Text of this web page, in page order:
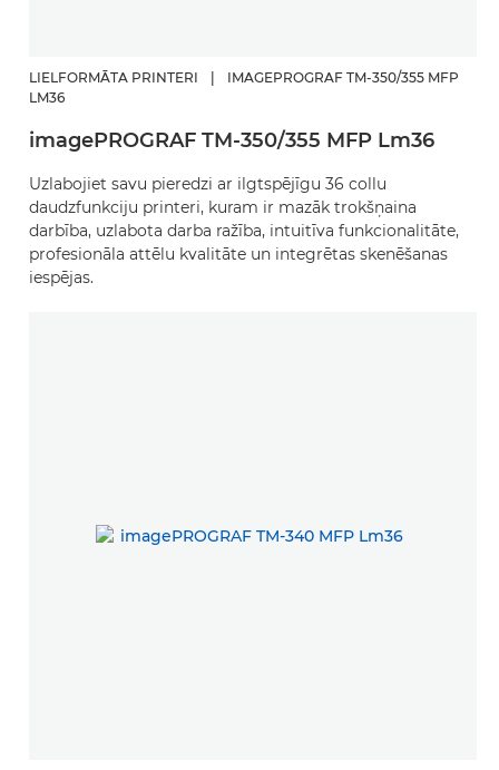
LIELFORMĀTA PRINTERI |
IMAGEPROGRAF TM-350/355 MFP
LM36
imagePROGRAF TM-350/355 MFP Lm36
Uzlabojiet savu pieredzi ar ilgtspējīgu 36 collu
daudzfunkciju printeri, kuram ir mazāk trokšņaina
darbība, uzlabota darba ražība, intuitīva funkcionalitāte,
profesionāla attēlu kvalitāte un integrētas skenēšanas
iespējas.